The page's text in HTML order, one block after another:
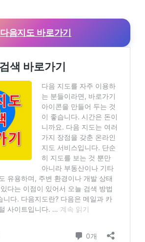
다음지도 바로가기